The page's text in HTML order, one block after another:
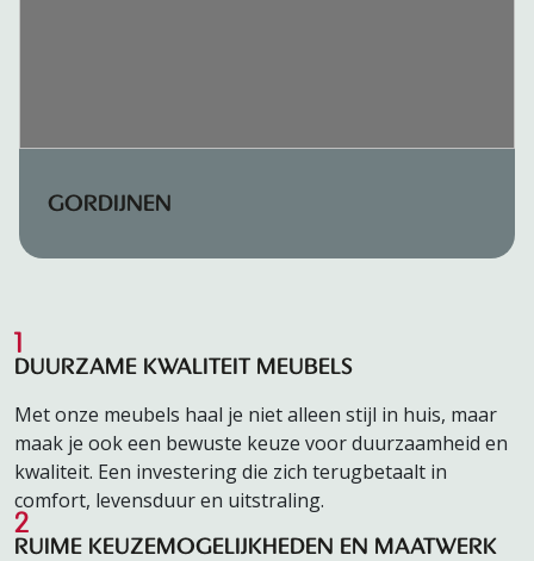
GORDIJNEN
1
DUURZAME KWALITEIT MEUBELS
Met onze meubels haal je niet alleen stijl in huis, maar
maak je ook een bewuste keuze voor duurzaamheid en
kwaliteit. Een investering die zich terugbetaalt in
comfort, levensduur en uitstraling.
2
RUIME KEUZEMOGELIJKHEDEN EN MAATWERK